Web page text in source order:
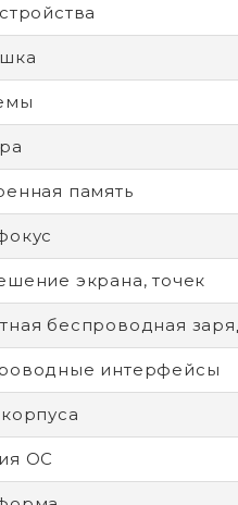
память
экрана, точек
беспроводная
интерфейсы
ОС